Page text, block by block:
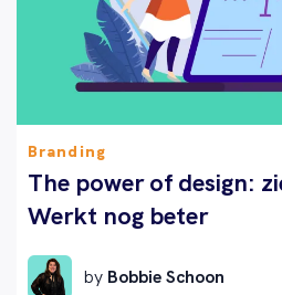
Branding
The power of design:
Werkt nog beter
by Bobbie Schoon